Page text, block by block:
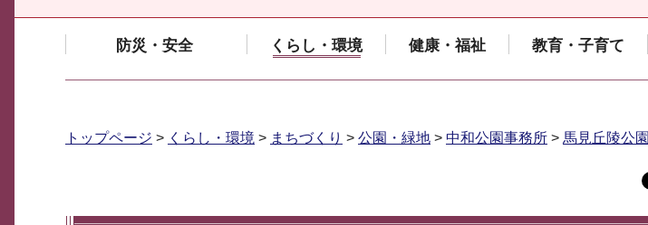
防災・安全 くらし・環境 健康・福祉 教育・子育て
トップページ > くらし・環境 > まちづくり > 公園・緑地 > 中和公園事務所 > 馬見丘陵公園